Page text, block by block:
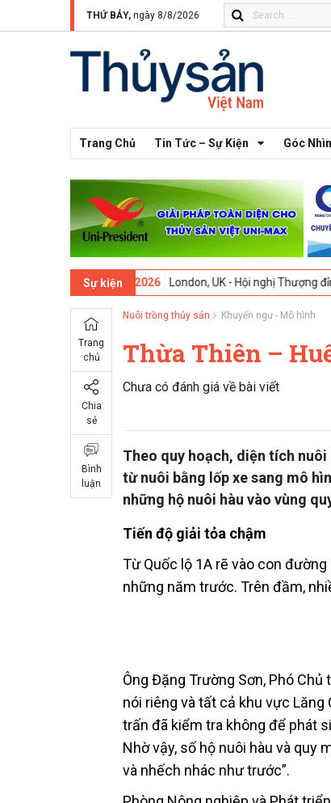
THỨ BẢY, ngày 8/8/2026
Trang Chủ Tin Tức – Sự Kiện Góc Nhìn
Sự kiện
09-02-2026 London, UK - Hội nghị Thượng đỉnh Đổi mới
Trang
chủ
Chia
sẻ
Bình
luận
Nuôi trồng thủy sản Khuyến ngư - Mô hình
Thừa Thiên –
Chưa có đánh giá về bài viết
Theo quy hoạch, diện tích nuôi
từ nuôi bằng lốp xe sang mô
những hộ nuôi hàu vào vùng
Tiến độ giải tỏa chậm
Từ Quốc lộ 1A rẽ vào con
những năm trước. Trên đầm,
Ông Đặng Trường Sơn, Phó
nói riêng và tất cả khu vực Lăng
trấn đã kiểm tra không để phát
Nhờ vậy, số hộ nuôi hàu và quy
và nhếch nhác như trước”.